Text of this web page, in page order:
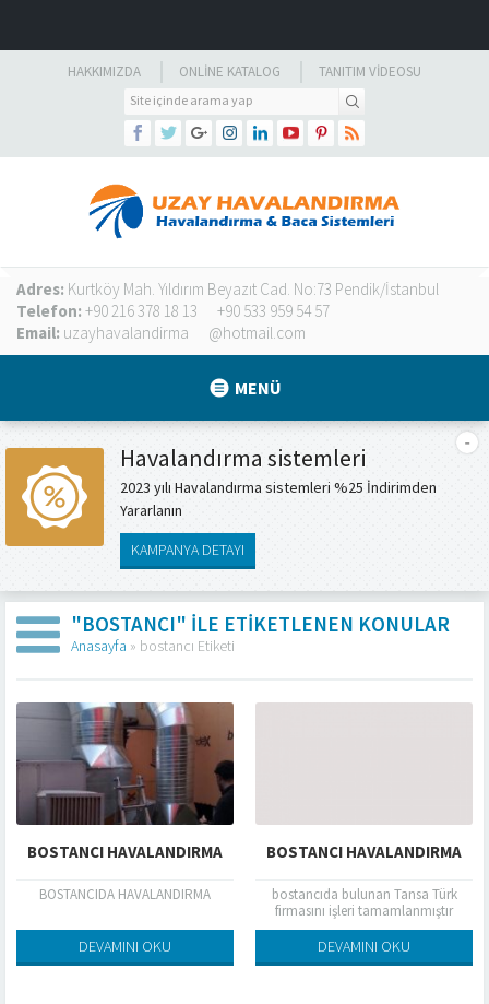
HAKKIMIZDA ONLINE KATALOG TANITIM VIDEOSU
Adres: Kurtköy Mah. Yıldırım Beyazıt Cad. No:73 Pendik/İstanbul
Telefon: +90 216 378 18 13
+90 533 959 54 57
Email: uzayhavalandirma @hotmail.com
MENÜ
Havalandırma sistemleri
2023 yılı Havalandırma sistemleri %25 İndirimden
Yararlanın
KAMPANYA DETAYI
"BOSTANCI" ILE ETIKETLENEN KONULAR
Anasayfa » bostancı Etiketi
BOSTANCI HAVALANDIRMA
BOSTANCIDA HAVALANDIRMA
DEVAMINI OKU
BOSTANCI HAVALANDIRMA
bostancıda bulunan Tansa Türk
firmasını işleri tamamlanmıştır
DEVAMINI OKU